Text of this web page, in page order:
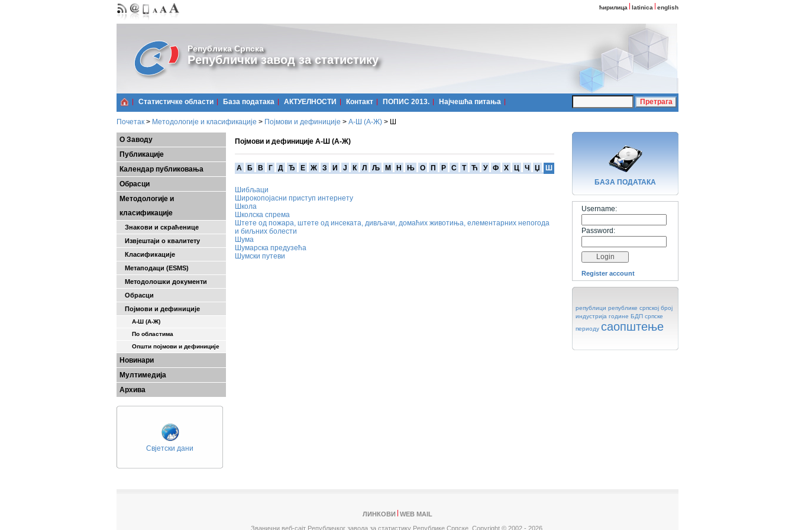
ћирилица latinica english
Република Српска
Републички завод за статистику
Статистичке области Базa података АКТУЕЛНОСТИ Контакт ПОПИС 2013. Најчешћa питања
Почетак > Методологије и класификације > Појмови и дефиниције > А-Ш (A-Ж) > Ш
О Заводу
Публикације
Календар публиковања
Обрасци
Методологије и
класификације
Знакови и скраћенице
Извјештаји о квалитету
Класификације
Метаподаци (ESMS)
Методолошки документи
Обрасци
Појмови и дефиниције
А-Ш (A-Ж)
По областима
Општи појмови и дефиниције
Новинари
Мултимедија
Архива
Свјетски дани
Појмови и дефиниције А-Ш (А-Ж)
A Б В Г Д Ђ Е Ж З И Ј К Л Љ М Н Њ О П Р С Т Ћ У Ф Х Ц Ч Џ Ш
Шибљаци
Широкопојасни приступ интернету
Школа
Школска спрема
Штете од пожара, штете од инсеката, дивљачи, домаћих животиња, елементарних непогода
и биљних болести
Шума
Шумарска предузећа
Шумски путеви
БАЗA ПОДАТАКА
Username:
Password:
Register account
републици републике српској број
индустрија године БДП српске
периоду саопштење
ЛИНКОВИ
WEB MAIL
Званични веб-сајт Републичког завода за статистику Републике Српске, Copyright © 2002 - 2026.